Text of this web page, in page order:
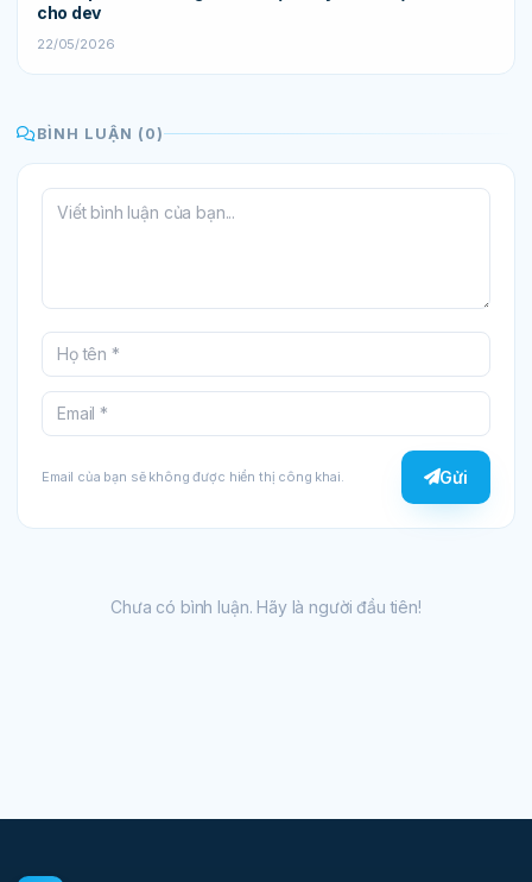
cho dev
22/05/2026
BÌNH LUẬN (0)
Email của bạn sẽ không được hiển thị công khai. Gửi
Chưa có bình luận. Hãy là người đầu tiên!